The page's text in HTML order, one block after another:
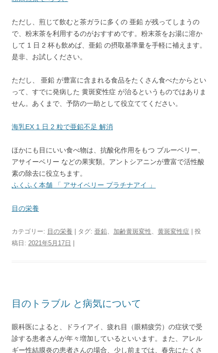
ただし、煎じて飲むと茶ガラに多くの 亜鉛 が残ってしまうの
で、粉末茶を利用するのがおすすめです。粉末茶をお湯に溶か
して 1 日 2 杯も飲めば、亜鉛 の摂取基準量を手軽に補えます。
是非、お試しください。
ただし、 亜鉛 が豊富に含まれる食品をたくさん食べたからとい
って、すでに発病した 黄斑変性症 が治るというものではありま
せん。あくまで、予防の一助として役立ててください。
海乳EX 1 日 2 粒で亜鉛不足 解消
ほかにも目にいい食べ物は、抗酸化作用をもつ ブルーベリー、
アサイーベリー などの果実類。アントシアニンが豊富で活性酸
素の除去に役立ちます。
ふくふく本舗 「 アサイベリー プラチナアイ 」
目の栄養
カテゴリー: 目の栄養 | タグ: 亜鉛 加齢黄斑変性 黄斑変性症 | 投
稿日: 2021年5月17日 |
目のトラブル と病気について
眼科医によると、ドライアイ、疲れ目（眼精疲労）の症状で受
診する患者さんが年々増加しているといいます。また、アレル
ギー性結膜炎の患者さんの場合、少し前までは、春先にたくさ